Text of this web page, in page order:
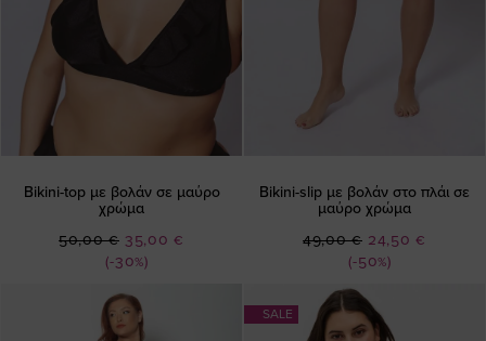
Bikini-top με βολάν σε μαύρο
χρώμα
(-30%)
Ειδική
Τιμή
35,00 €
50,00 €
Bikini-slip με βολάν στο πλάι σε
μαύρο χρώμα
(-50%)
Ειδική
Τιμή
24,50 €
49,00 €
SALE